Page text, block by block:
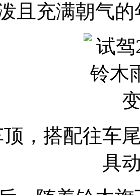
且充满朝气
，搭配往车
具